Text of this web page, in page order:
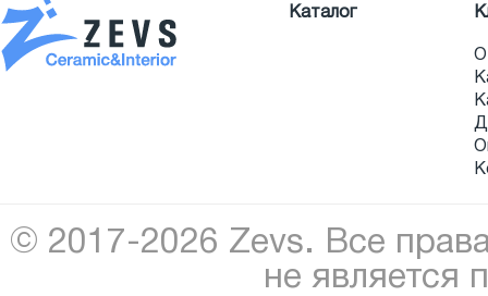
Каталог
О
© 2017-2026 Zevs. Все
не является